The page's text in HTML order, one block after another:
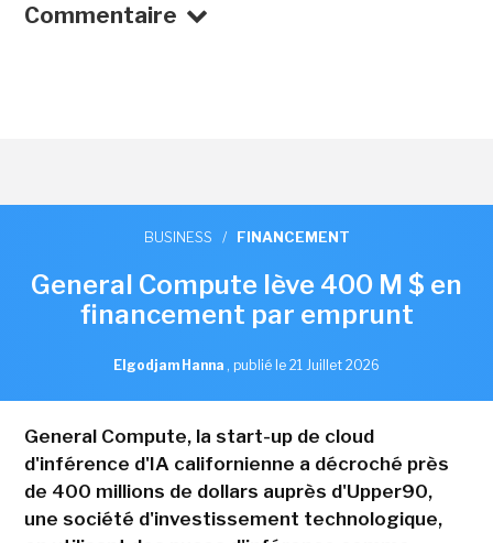
Commentaire
BUSINESS / FINANCEMENT
General Compute lève 400 M $ en
financement par emprunt
Elgodjam Hanna , publié le 21 Juillet 2026
General Compute, la start-up de cloud
d'inférence d'IA californienne a décroché près
de 400 millions de dollars auprès d'Upper90,
une société d'investissement technologique,